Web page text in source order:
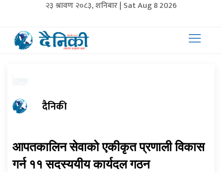
२३ श्रावण २०८३, शनिबार | Sat Aug 8 2026
दैनिकी
आपतकालिन सेवाको एकीकृत प्रणाली विकास
गर्न ११ सदस्ययीय कार्यदल गठन